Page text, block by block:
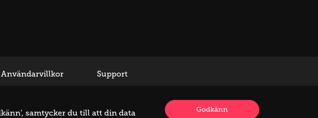
Användarvillkor Support
samtycker du till att din data
Godkänn